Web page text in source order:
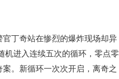
官丁奇站在惨烈的爆炸现场却异
机进入连续五次的循环，零点零
。新循环一次次开启，离奇之